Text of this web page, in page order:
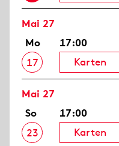
Mai 27
Mo
17
17:00
Karten
Mai 27
So
23
17:00
Karten